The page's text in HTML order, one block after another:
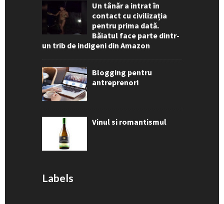
Un tânăr a intrat în
contact cu civilizația
pentru prima dată.
Băiatul face parte dintr-
un trib de indigeni din Amazon
Blogging pentru
antreprenori
Vinul si romantismul
Labels